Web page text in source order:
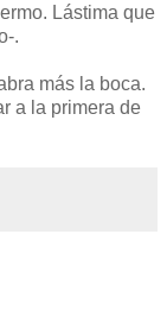
Lástima que
.
más la boca.
a la primera de